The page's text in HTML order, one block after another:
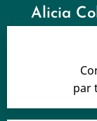
Alicia
par